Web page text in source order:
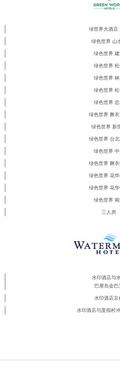
绿世界大酒店
绿色世界 山
绿色世界 建
绿色世界 松
绿色世界 林
绿色世界 松
绿色世界 忠
绿色世界 舞
绿色世界 新
绿色世界 台
绿色世界 中
绿色世界 舞衣
绿色世界 花
绿色世界 花
绿色世界 南
三人房
水印酒店与
巴厘岛金巴
水印酒店京
水印酒店与度假村